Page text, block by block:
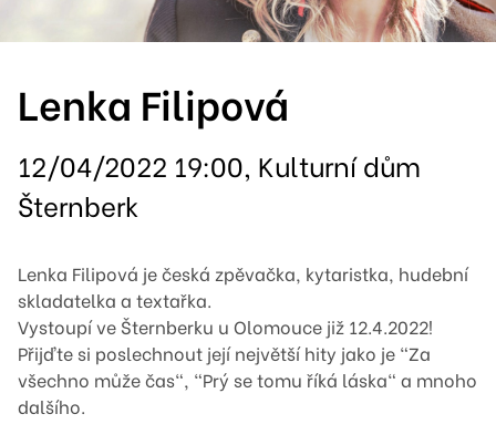
Lenka Filipová
12/04/2022 19:00, Kulturní dům
Šternberk
Lenka Filipová je česká zpěvačka, kytaristka, hudební
skladatelka a textařka.
Vystoupí ve Šternberku u Olomouce již 12.4.2022!
Přijďte si poslechnout její největší hity jako je "Za
všechno může čas", "Prý se tomu říká láska" a mnoho
dalšího.